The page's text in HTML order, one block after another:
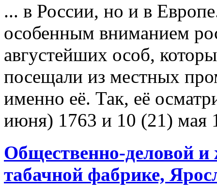
... в России, но и в
особенным вниманием
августейших особ,
посещали из местных
именно её. Так, её
июня) 1763 и 10 (21) мая
Общественно-деловой
табачной фабрике,